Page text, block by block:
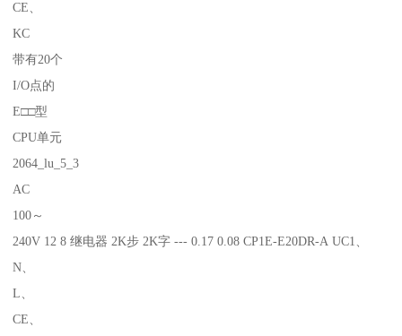
CE、
KC
带有20个
I/O点的
E□□型
CPU单元
2064_lu_5_3
AC
100～
240V 12 8 继电器 2K步 2K字 --- 0.17 0.08 CP1E-E20DR-A UC1、
N、
L、
CE、